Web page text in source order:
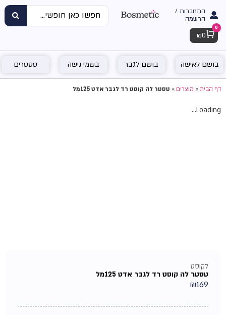
התחברות /
הרשמה
Cart
0
₪ 0
בושם לאישה בושם לגבר בשמי נישה טסטרים
דף הבית»מוצרים»טסטר לה קוסט רד לגבר אדט 125מל
Loading...
לקוסט
טסטר לה קוסט רד לגבר אדט 125מל
₪169